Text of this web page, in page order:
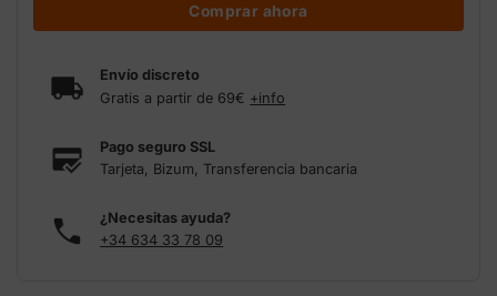
Comprar ahora
Envío discreto
Gratis a partir de 69€ +info
Pago seguro SSL
Tarjeta, Bizum, Transferencia bancaria
¿Necesitas ayuda?
+34 634 33 78 09